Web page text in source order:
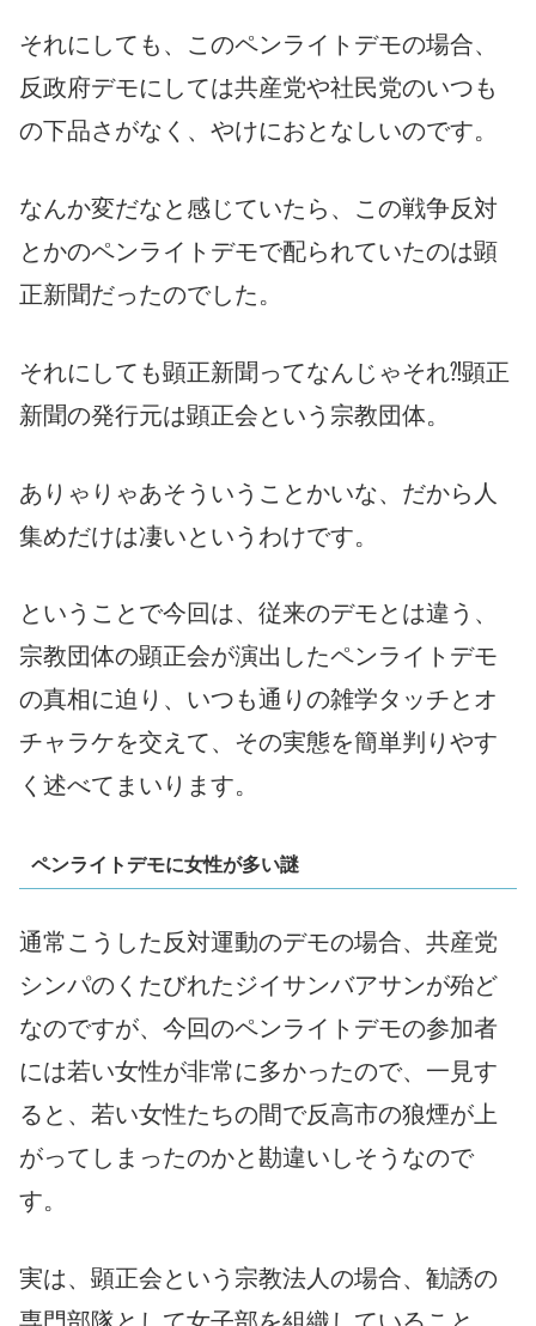
それにしても、このペンライトデモの場合、
反政府デモにしては共産党や社民党のいつも
の下品さがなく、やけにおとなしいのです。
なんか変だなと感じていたら、この戦争反対
とかのペンライトデモで配られていたのは顕
正新聞だったのでした。
それにしても顕正新聞ってなんじゃそれ⁈顕正
新聞の発行元は顕正会という宗教団体。
ありゃりゃあそういうことかいな、だから人
集めだけは凄いというわけです。
ということで今回は、従来のデモとは違う、
宗教団体の顕正会が演出したペンライトデモ
の真相に迫り、いつも通りの雑学タッチとオ
チャラケを交えて、その実態を簡単判りやす
く述べてまいります。
ペンライトデモに女性が多い謎
通常こうした反対運動のデモの場合、共産党
シンパのくたびれたジイサンバアサンが殆ど
なのですが、今回のペンライトデモの参加者
には若い女性が非常に多かったので、一見す
ると、若い女性たちの間で反高市の狼煙が上
がってしまったのかと勘違いしそうなので
す。
実は、顕正会という宗教法人の場合、勧誘の